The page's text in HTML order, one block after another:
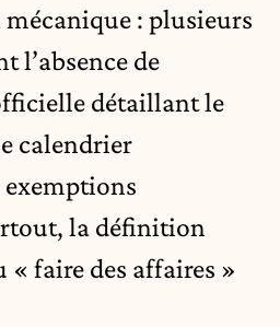
: plusieurs
l’absence de
détaillant le
calendrier
exemptions
la définition
faire des affaires »